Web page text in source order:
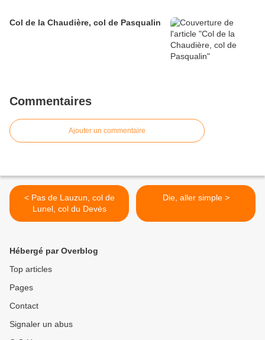
Col de la Chaudière, col de Pasqualin
Commentaires
Ajouter un commentaire
< Pas de Lauzun, col de
Lunel, col du Devès
Die, aller simple >
Hébergé par Overblog
Top articles
Pages
Contact
Signaler un abus